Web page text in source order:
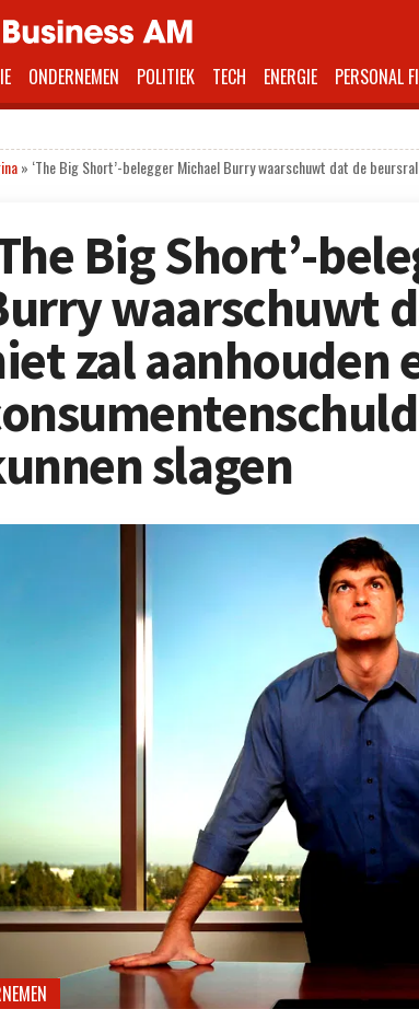
ONDERNEMEN POLITIEK TECH ENERGIE PERSONAL
» ‘The Big Short’-belegger Michael Burry waarschuwt dat de
Big Short’-
waarschuwt
zal aanhouden
slagen